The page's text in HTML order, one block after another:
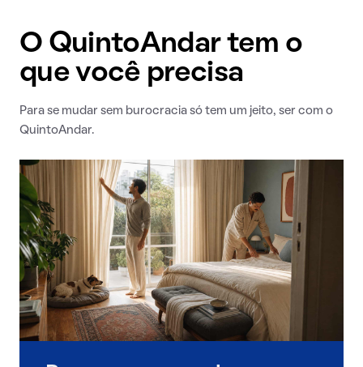
O QuintoAndar tem o
que você precisa
Para se mudar sem burocracia só tem um jeito, ser com o
QuintoAndar.